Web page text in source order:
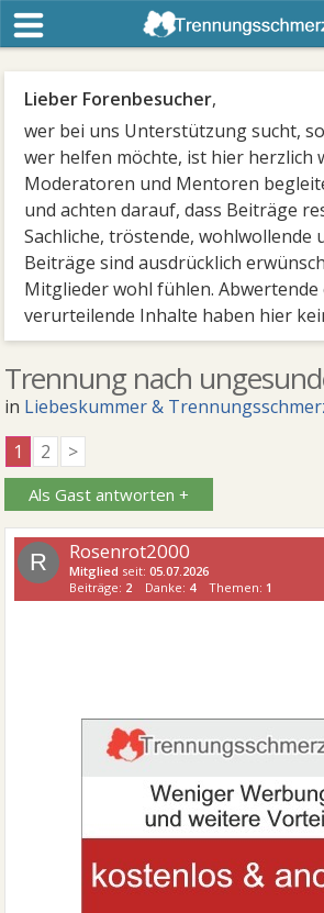
Lieber Forenbesucher,
wer bei uns Unterstützung sucht,
wer helfen möchte, ist hier herzlich
Moderatoren und Mentoren
und achten darauf, dass Beiträge
Sachliche, tröstende, wohlwollende
Beiträge sind ausdrücklich
Mitglieder wohl fühlen. Abwertende
verurteilende Inhalte haben hier
Trennung nach
in Liebeskummer &
1
2 >
Als Gast antworten +
R Rosenrot2000
Mitglied seit:05.07.2026
Beiträge: 2 Danke: 4 Themen: 1